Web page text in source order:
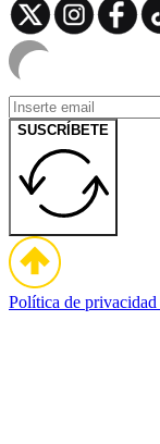
SUSCRÍBETE
Política de privacidad